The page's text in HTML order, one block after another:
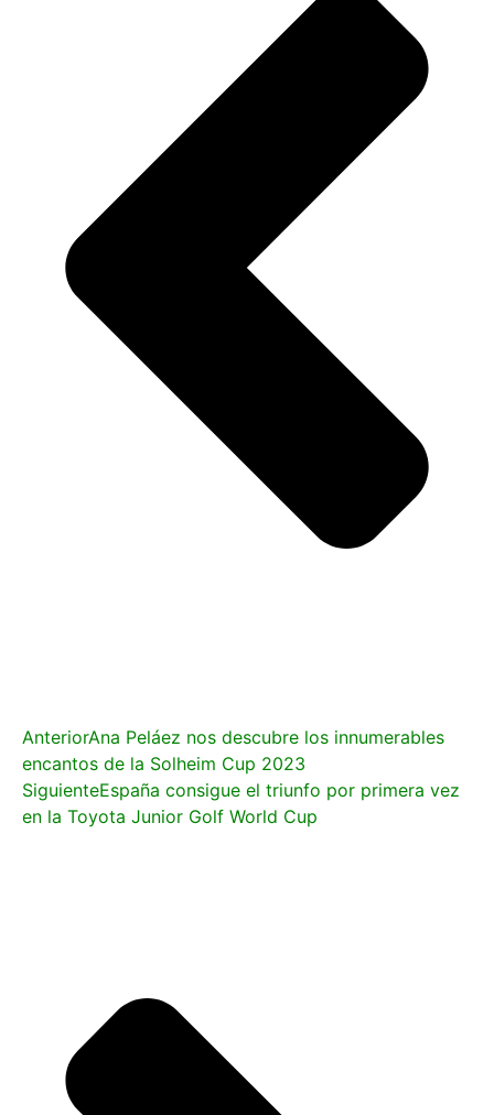
AnteriorAna Peláez nos descubre los innumerables
encantos de la Solheim Cup 2023
SiguienteEspaña consigue el triunfo por primera vez
en la Toyota Junior Golf World Cup